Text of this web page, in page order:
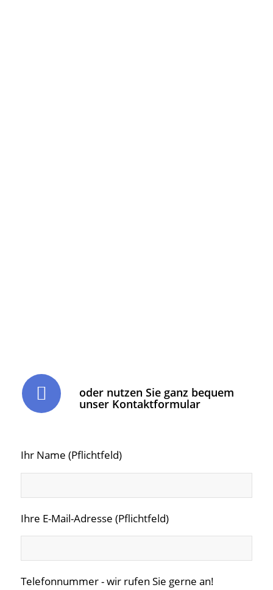
oder nutzen Sie ganz bequem
unser Kontaktformular
Ihr Name (Pflichtfeld)
Ihre E-Mail-Adresse (Pflichtfeld)
Telefonnummer - wir rufen Sie gerne an!